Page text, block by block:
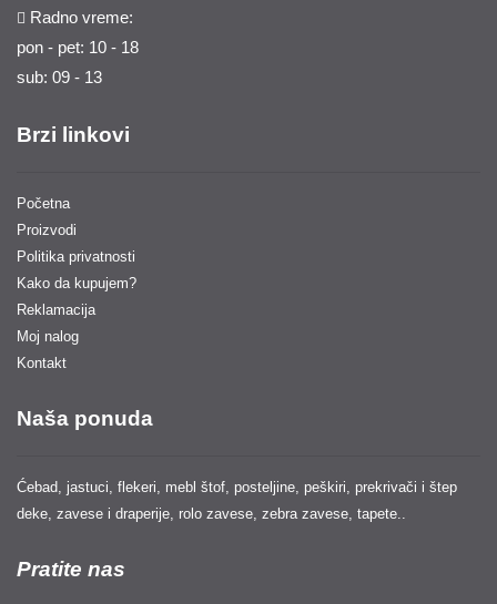
Radno vreme:
pon - pet: 10 - 18
sub: 09 - 13
Brzi linkovi
Početna
Proizvodi
Politika privatnosti
Kako da kupujem?
Reklamacija
Moj nalog
Kontakt
Naša ponuda
Ćebad, jastuci, flekeri, mebl štof, posteljine, peškiri, prekrivači i štep
deke, zavese i draperije, rolo zavese, zebra zavese, tapete..
Pratite nas